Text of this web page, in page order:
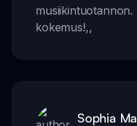
kokemus!,,
Sophia